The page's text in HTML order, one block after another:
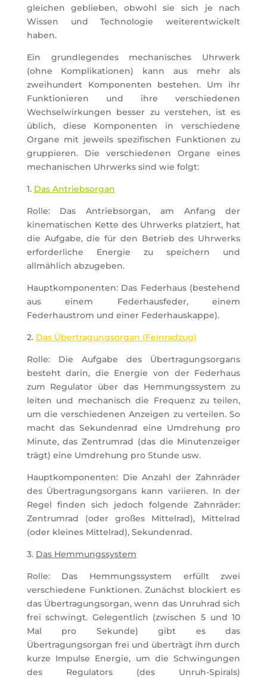
gleichen geblieben, obwohl sie sich je nach
Wissen und Technologie weiterentwickelt
haben.
Ein grundlegendes mechanisches Uhrwerk
(ohne Komplikationen) kann aus mehr als
zweihundert Komponenten bestehen. Um ihr
Funktionieren und ihre verschiedenen
Wechselwirkungen besser zu verstehen, ist es
üblich, diese Komponenten in verschiedene
Organe mit jeweils spezifischen Funktionen zu
gruppieren. Die verschiedenen Organe eines
mechanischen Uhrwerks sind wie folgt:
1. Das Antriebsorgan
Rolle: Das Antriebsorgan, am Anfang der
kinematischen Kette des Uhrwerks platziert, hat
die Aufgabe, die für den Betrieb des Uhrwerks
erforderliche Energie zu speichern und
allmählich abzugeben.
Hauptkomponenten: Das Federhaus (bestehend
aus einem Federhausfeder, einem
Federhaustrom und einer Federhauskappe).
2. Das Übertragungsorgan (Feinradzug)
Rolle: Die Aufgabe des Übertragungsorgans
besteht darin, die Energie von der Federhaus
zum Regulator über das Hemmungssystem zu
leiten und mechanisch die Frequenz zu teilen,
um die verschiedenen Anzeigen zu verteilen. So
macht das Sekundenrad eine Umdrehung pro
Minute, das Zentrumrad (das die Minutenzeiger
trägt) eine Umdrehung pro Stunde usw.
Hauptkomponenten: Die Anzahl der Zahnräder
des Übertragungsorgans kann variieren. In der
Regel finden sich jedoch folgende Zahnräder:
Zentrumrad (oder großes Mittelrad), Mittelrad
(oder kleines Mittelrad), Sekundenrad.
3. Das Hemmungssystem
Rolle: Das Hemmungssystem erfüllt zwei
verschiedene Funktionen. Zunächst blockiert es
das Übertragungsorgan, wenn das Unruhrad sich
frei schwingt. Gelegentlich (zwischen 5 und 10
Mal pro Sekunde) gibt es das
Übertragungsorgan frei und überträgt ihm durch
kurze Impulse Energie, um die Schwingungen
des Regulators (des Unruh-Spirals)